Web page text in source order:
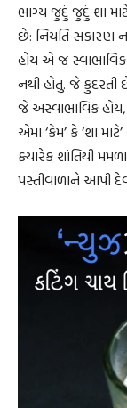
ભાગ્ય જુદું જુદું શા
છે: નિયતિ સકારણ
હોય એ જ
નથી હોતું. જે
જે અસ્વાભાવિક
એમાં ‘કેમ’ કે ‘શા
ક્યારેક શાંતિથી
પસ્તીવાળાને આપી